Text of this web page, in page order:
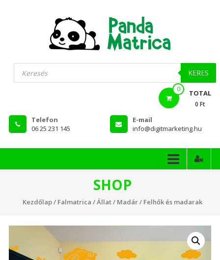
PandaMatrica
falmatrica
Products
search KERES
0 TOTAL
0 Ft
Telefon
06 25 231 145
E-mail
info@digitmarketing.hu
SHOP
Kezdőlap/ Falmatrica /Állat/ Madár/ Felhők és madarak